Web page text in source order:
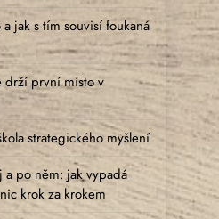
jak s tím souvisí foukaná
drží první místo v
strategického myšlení
a po něm: jak vypadá
krok za krokem